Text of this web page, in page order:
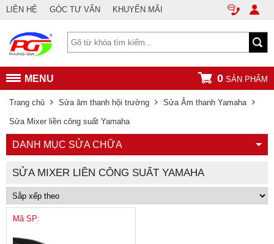
LIÊN HỆ GÓC TƯ VẤN KHUYẾN MÃI
MENU 0 SẢN PHẨM
Trang chủ Sửa âm thanh hội trường Sửa Âm thanh Yamaha
Sửa Mixer liền công suất Yamaha
DANH MỤC SỬA CHỮA
SỬA MIXER LIỀN CÔNG SUẤT YAMAHA
Mã SP: